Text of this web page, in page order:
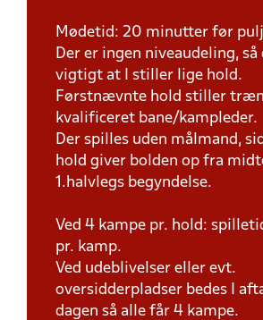
Mødetid: 20 minutter før
Der er ingen niveaudeling, så
vigtigt at I stiller lige hold.
Førstnævnte hold stiller
kvalificeret bane/kampleder.
Der spilles uden målmand,
hold giver bolden op fra
1.halvlegs begyndelse.
Ved 4 kampe pr. hold:
pr. kamp.
Ved udeblivelser eller evt.
oversidderpladser bedes I
dagen så alle får 4 kampe.